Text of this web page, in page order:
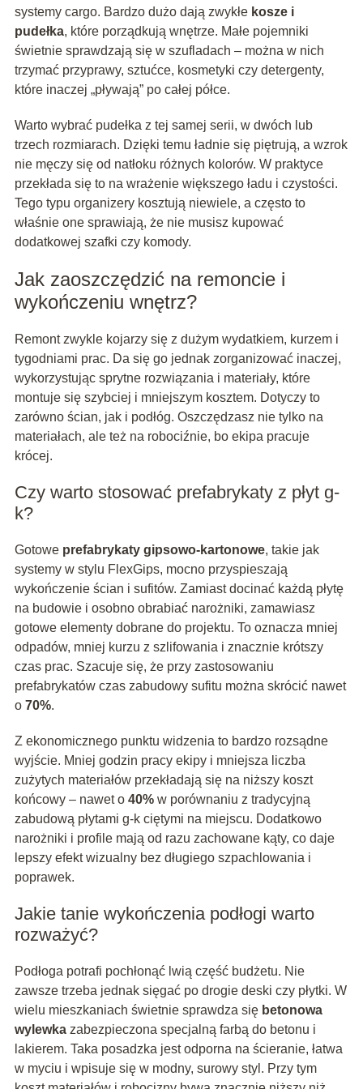
systemy cargo. Bardzo dużo dają zwykłe kosze i
pudełka, które porządkują wnętrze. Małe pojemniki
świetnie sprawdzają się w szufladach – można w nich
trzymać przyprawy, sztućce, kosmetyki czy detergenty,
które inaczej „pływają” po całej półce.
Warto wybrać pudełka z tej samej serii, w dwóch lub
trzech rozmiarach. Dzięki temu ładnie się piętrują, a wzrok
nie męczy się od natłoku różnych kolorów. W praktyce
przekłada się to na wrażenie większego ładu i czystości.
Tego typu organizery kosztują niewiele, a często to
właśnie one sprawiają, że nie musisz kupować
dodatkowej szafki czy komody.
Jak zaoszczędzić na remoncie i
wykończeniu wnętrz?
Remont zwykle kojarzy się z dużym wydatkiem, kurzem i
tygodniami prac. Da się go jednak zorganizować inaczej,
wykorzystując sprytne rozwiązania i materiały, które
montuje się szybciej i mniejszym kosztem. Dotyczy to
zarówno ścian, jak i podłóg. Oszczędzasz nie tylko na
materiałach, ale też na robociźnie, bo ekipa pracuje
krócej.
Czy warto stosować prefabrykaty z płyt g-
k?
Gotowe prefabrykaty gipsowo-kartonowe, takie jak
systemy w stylu FlexGips, mocno przyspieszają
wykończenie ścian i sufitów. Zamiast docinać każdą płytę
na budowie i osobno obrabiać narożniki, zamawiasz
gotowe elementy dobrane do projektu. To oznacza mniej
odpadów, mniej kurzu z szlifowania i znacznie krótszy
czas prac. Szacuje się, że przy zastosowaniu
prefabrykatów czas zabudowy sufitu można skrócić nawet
o 70%.
Z ekonomicznego punktu widzenia to bardzo rozsądne
wyjście. Mniej godzin pracy ekipy i mniejsza liczba
zużytych materiałów przekładają się na niższy koszt
końcowy – nawet o 40%w porównaniu z tradycyjną
zabudową płytami g-k ciętymi na miejscu. Dodatkowo
narożniki i profile mają od razu zachowane kąty, co daje
lepszy efekt wizualny bez długiego szpachlowania i
poprawek.
Jakie tanie wykończenia podłogi warto
rozważyć?
Podłoga potrafi pochłonąć lwią część budżetu. Nie
zawsze trzeba jednak sięgać po drogie deski czy płytki. W
wielu mieszkaniach świetnie sprawdza się betonowa
wylewkazabezpieczona specjalną farbą do betonu i
lakierem. Taka posadzka jest odporna na ścieranie, łatwa
w myciu i wpisuje się w modny, surowy styl. Przy tym